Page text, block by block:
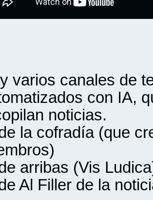
varios canales de
con IA,
noticias.
la cofradía (que
arribas (Vis
Al Filler de la